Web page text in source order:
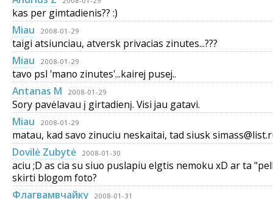
kas per gimtadienis?? :)
Miau
2008-01-29
taigi atsiunciau, atversk privacias zinutes...???
Miau
2008-01-29
tavo psl 'mano zinutes'...kairej pusej..
Antanas M
2008-01-29
Sory pavėlavau į girtadienį. Visi jau gatavi.
Miau
2008-01-29
matau, kad savo zinuciu neskaitai, tad siusk
Dovilė Zubytė
2008-01-30
aciu ;D as cia su siuo puslapiu elgtis nemoku xD ar ta
skirti blogom foto?
Флагвамвчaйку
2008-01-31